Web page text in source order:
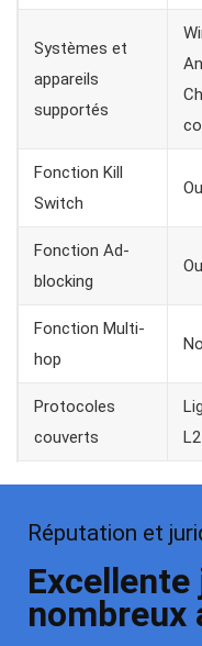
Systèmes et
appareils
supportés
Fonction Kill
Switch
Fonction Ad-
blocking
Fonction Multi-
hop
Protocoles
couverts
Réputation et
nombreux